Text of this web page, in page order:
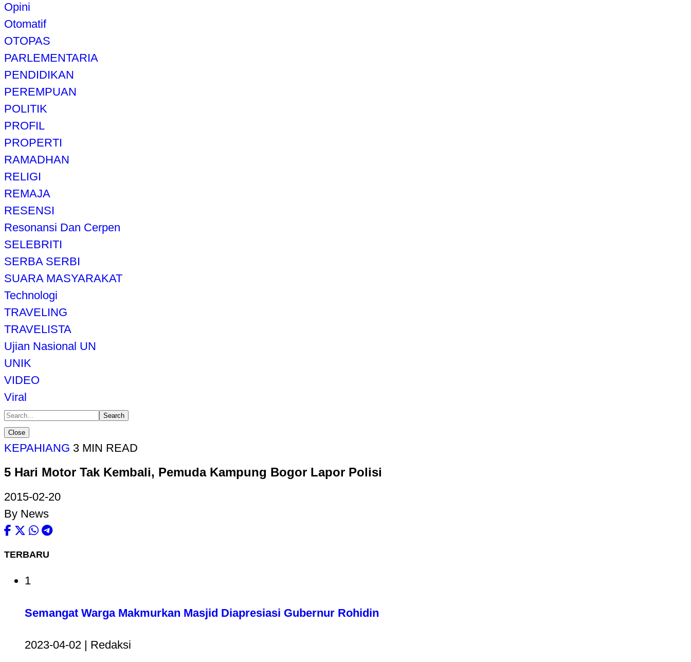
Opini
Otomatif
OTOPAS
PARLEMENTARIA
PENDIDIKAN
PEREMPUAN
POLITIK
PROFIL
PROPERTI
RAMADHAN
RELIGI
REMAJA
RESENSI
Resonansi Dan Cerpen
SELEBRITI
SERBA SERBI
SUARA MASYARAKAT
Technologi
TRAVELING
TRAVELISTA
Ujian Nasional UN
UNIK
VIDEO
Viral
Search
Close
KEPAHIANG 3 MIN READ
5 Hari Motor Tak Kembali, Pemuda Kampung Bogor Lapor Polisi
2015-02-20
By News
TERBARU
1
Semangat Warga Makmurkan Masjid Diapresiasi Gubernur Rohidin
2023-04-02 | Redaksi